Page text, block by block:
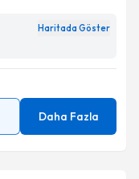
Haritada Göster
Daha Fazla